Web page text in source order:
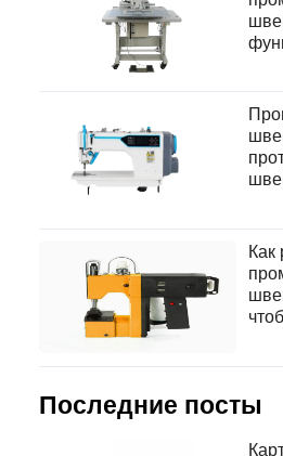
и
Как
Последние посты